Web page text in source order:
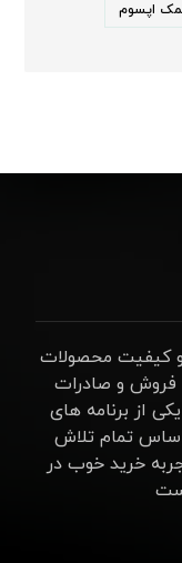
نمک اپسوم
کیفیت محصولات
فروش و صادرات
از برنامه های
تمام تلاش
خرید خوب در